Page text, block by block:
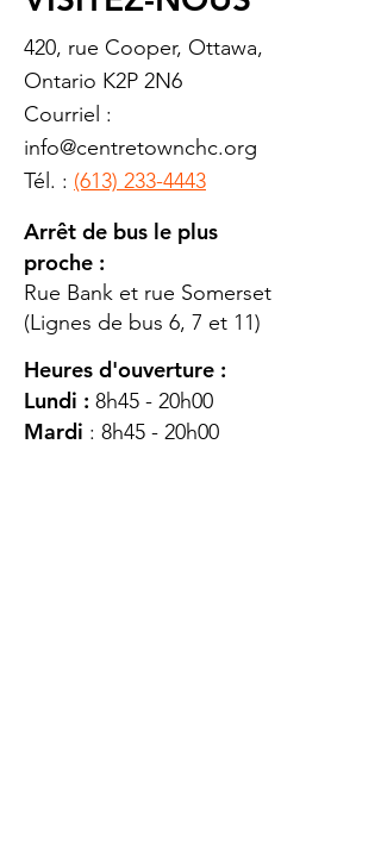
420, rue Cooper, Ottawa,
Ontario K2P 2N6
Courriel :
info@centretownchc.org
Tél. : (613) 233-4443
Arrêt de bus le plus
proche :
Rue Bank et rue Somerset
(Lignes de bus 6, 7 et 11)
Heures d'ouverture :
Lundi : 8h45 - 20h00
Mardi : 8h45 - 20h00